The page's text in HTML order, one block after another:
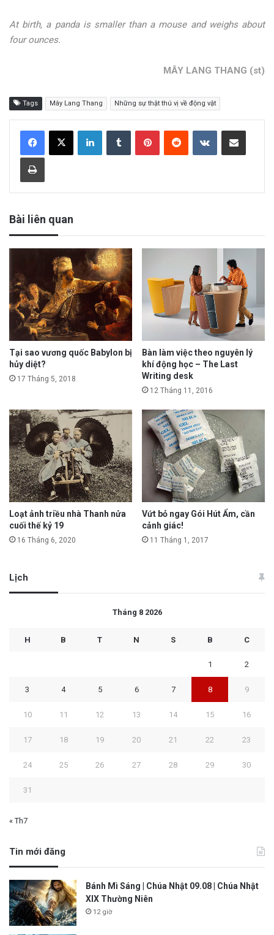
At birth, a panda is smaller than a mouse and weighs about
four ounces.
MÂY LANG THANG (st)
Tags Mây Lang Thang Những sự thật thú vị về động vật
Bài liên quan
Tại sao vương quốc Babylon bị
hủy diệt?
17 Tháng 5, 2018
Bàn làm việc theo nguyên lý
khí động học – The Last
Writing desk
12 Tháng 11, 2016
Loạt ảnh triều nhà Thanh nửa
cuối thế kỷ 19
16 Tháng 6, 2020
Vứt bỏ ngay Gói Hút Ẩm, cần
cảnh giác!
11 Tháng 1, 2017
Lịch
Tháng 8 2026
H B T N S B C
1 2
3 4 5 6 7 8 9
10 11 12 13 14 15 16
17 18 19 20 21 22 23
24 25 26 27 28 29 30
31
« Th7
Tin mới đăng
Bánh Mì Sáng | Chúa Nhật 09.08 | Chúa Nhật
XIX Thường Niên
12 giờ